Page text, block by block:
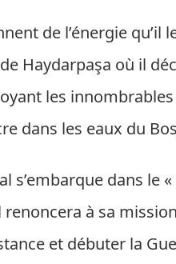
de l’énergie
Haydarpaşa où il
les
dans les eaux du
s’embarque dans le
renoncera à sa
et débuter la